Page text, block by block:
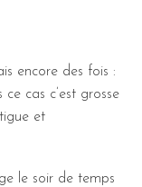
encore des fois :
cas c’est grosse
et
le soir de temps